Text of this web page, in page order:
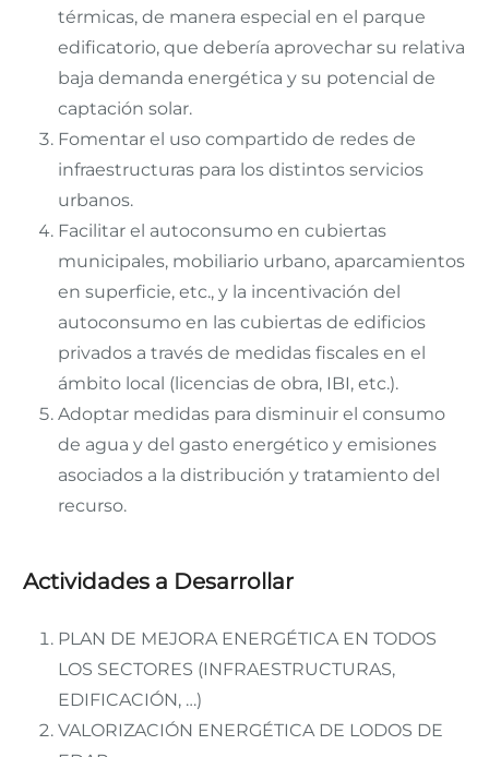
térmicas, de manera especial en el parque
edificatorio, que debería aprovechar su relativa
baja demanda energética y su potencial de
captación solar.
Fomentar el uso compartido de redes de
infraestructuras para los distintos servicios
urbanos.
Facilitar el autoconsumo en cubiertas
municipales, mobiliario urbano, aparcamientos
en superficie, etc., y la incentivación del
autoconsumo en las cubiertas de edificios
privados a través de medidas fiscales en el
ámbito local (licencias de obra, IBI, etc.).
Adoptar medidas para disminuir el consumo
de agua y del gasto energético y emisiones
asociados a la distribución y tratamiento del
recurso.
Actividades a Desarrollar
PLAN DE MEJORA ENERGÉTICA EN TODOS
LOS SECTORES (INFRAESTRUCTURAS,
EDIFICACIÓN, …)
VALORIZACIÓN ENERGÉTICA DE LODOS DE